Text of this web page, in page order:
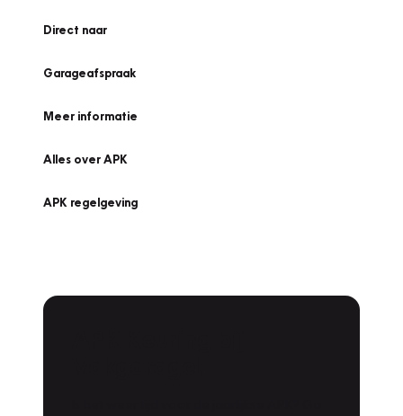
Direct naar
Garageafspraak
Meer informatie
Alles over APK
APK regelgeving